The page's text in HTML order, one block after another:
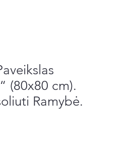
(80x80 cm).
Ramybė.